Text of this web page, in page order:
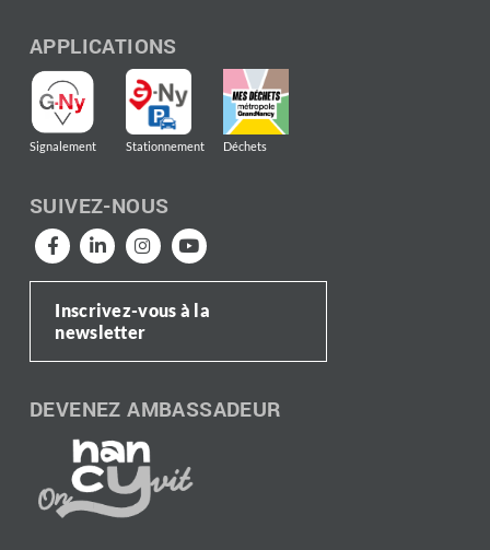
APPLICATIONS
Signalement Stationnement Déchets
SUIVEZ-NOUS
Inscrivez-vous à la
newsletter
DEVENEZ AMBASSADEUR